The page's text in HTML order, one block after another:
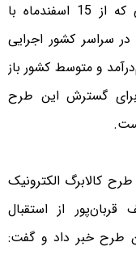
به نظر می‌رسد طرح کالابرگ الکترونیکی که از 15 اسفند‌ماه با
در سراسر کشور اجرایی
و متوسط کشور باز
گسترش این طرح
کالابرگ الکترونیک
از استقبال
طرح خبر داد و گفت: